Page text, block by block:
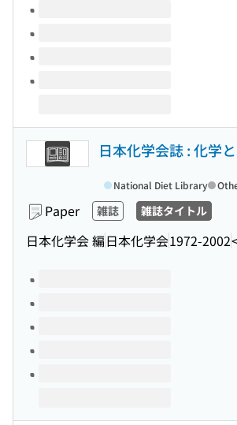
日本化学会誌 : 化学
Paper 雑誌 雑誌タイトル
日本化学会 編日本化学会1972-2002
National Diet Library
Volumes of this title